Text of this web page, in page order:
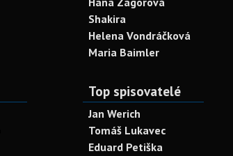
Shakira
Helena Vondráčková
Maria Baimler
Top spisovatelé
Jan Werich
Tomáš Lukavec
Eduard Petiška